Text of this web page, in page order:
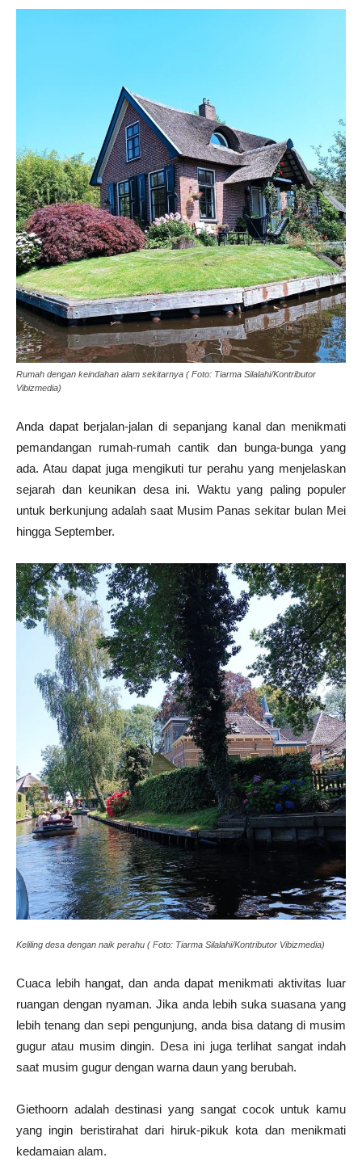
Rumah dengan keindahan alam sekitarnya ( Foto: Tiarma Silalahi/Kontributor
Vibizmedia)
Anda dapat berjalan-jalan di sepanjang kanal dan menikmati
pemandangan rumah-rumah cantik dan bunga-bunga yang
ada. Atau dapat juga mengikuti tur perahu yang menjelaskan
sejarah dan keunikan desa ini. Waktu yang paling populer
untuk berkunjung adalah saat Musim Panas sekitar bulan Mei
hingga September.
Keliling desa dengan naik perahu ( Foto: Tiarma Silalahi/Kontributor Vibizmedia)
Cuaca lebih hangat, dan anda dapat menikmati aktivitas luar
ruangan dengan nyaman. Jika anda lebih suka suasana yang
lebih tenang dan sepi pengunjung, anda bisa datang di musim
gugur atau musim dingin. Desa ini juga terlihat sangat indah
saat musim gugur dengan warna daun yang berubah.
Giethoorn adalah destinasi yang sangat cocok untuk kamu
yang ingin beristirahat dari hiruk-pikuk kota dan menikmati
kedamaian alam.